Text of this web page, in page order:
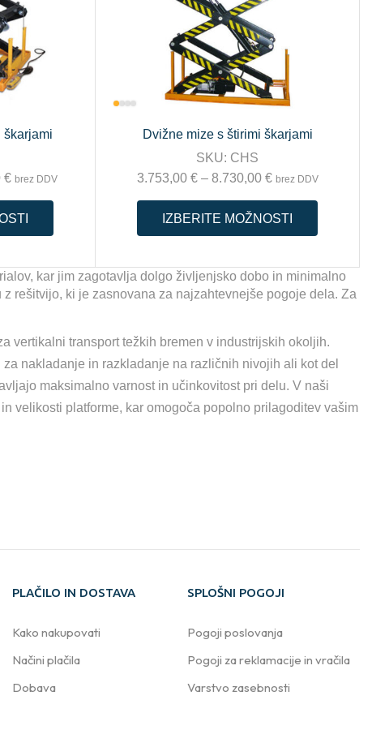
škarjami
€ brez DDV
Dvižne mize s štirimi škarjami
SKU: CHS
3.753,00 € – 8.730,00 € brez DDV
IZBERITE MOŽNOSTI
kar jim zagotavlja dolgo življenjsko dobo in minimalno
rešitvijo, ki je zasnovana za najzahtevnejše pogoje dela. Za
vertikalni transport težkih bremen v industrijskih okoljih.
nakladanje in razkladanje na različnih nivojih ali kot del
maksimalno varnost in učinkovitost pri delu. V naši
velikosti platforme, kar omogoča popolno prilagoditev vašim
PLAČILO IN DOSTAVA
Kako nakupovati
Načini plačila
Dobava
SPLOŠNI POGOJI
Pogoji poslovanja
Pogoji za reklamacije in vračila
Varstvo zasebnosti